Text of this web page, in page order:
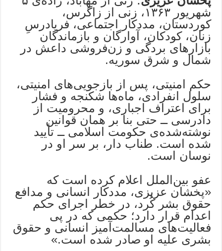
شهریور ۱۳۶۳، زنی از زاگرس،
کوردستان، مددکار اجتماعی، فریادرسِ
زنان، کودکان، آوارگان و بازماندگان
بازارهای بردگی و زن‌فروشی داعش در
شمال و شرق سوریه.
حکم امنیتی، پس از بازجویی‌های امنیتی،
سلول انفرادی، ماه‌ها شکنجه و فشار
برای اعتراف اجباری، و محرومیت از
دادرسی ــ حتی بنا بر همان قوانین
نوشته‌شده‌ی حکومت اسلامی ــ تأیید
شده است. طناب دار، بر سر او در
نوسان است.
عفو بین‌الملل اعلام کرده است که
«پخشان عزیزی، مددکار انسانی و مدافع
حقوق بشر کُرد، در خطر اجرای حکم
اعدام قرار دارد؛ حکمی که در پی
فعالیت‌های مسالمت‌آمیز انسانی و حقوق
بشری علیه او صادر شده است.»